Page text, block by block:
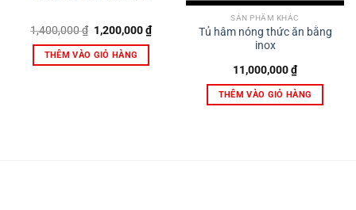
1,400,000₫ Giá
gốc
là:
1,400,000 ₫.
1,200,000₫Giá
hiện
THÊM VÀO GIỎ HÀNG
SẢN PHẨM KHÁC
Tủ hâm nóng thức ăn bằng
inox
11,000,000₫
THÊM VÀO GIỎ HÀNG